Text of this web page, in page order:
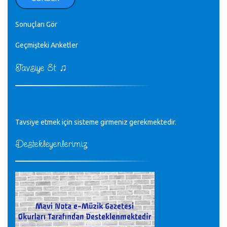
♪
sayın müfit bey bilgilerinizi kontrol edi 6440 sayılı cso
CÜNEYT BALKIZ - 15.11.2022
Sonuçları Gör
Geçmişteki Anketler
Tavsiye Et ♫
Tavsiye etmek için sisteme girmeniz gerekmektedir.
Destekleyenlerimiz